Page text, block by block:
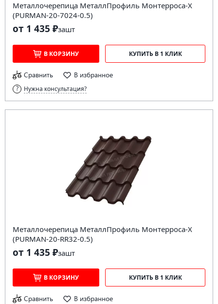
Металлочерепица МеталлПрофиль Монтерроса-X
(PURMAN-20-7024-0.5)
от 1 435 ₽зашт
В КОРЗИНУ КУПИТЬ В 1 КЛИК
Сравнить В избранное
Нужна консультация?
Металлочерепица МеталлПрофиль Монтерроса-X
(PURMAN-20-RR32-0.5)
от 1 435 ₽зашт
В КОРЗИНУ КУПИТЬ В 1 КЛИК
Сравнить В избранное